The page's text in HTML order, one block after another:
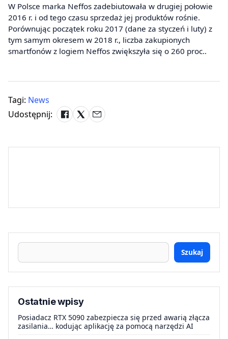
W Polsce marka Neffos zadebiutowała w drugiej połowie
2016 r. i od tego czasu sprzedaż jej produktów rośnie.
Porównując początek roku 2017 (dane za styczeń i luty) z
tym samym okresem w 2018 r., liczba zakupionych
smartfonów z logiem Neffos zwiększyła się o 260 proc..
Tagi: News
Udostępnij:
Szukaj
Ostatnie wpisy
Posiadacz RTX 5090 zabezpiecza się przed awarią złącza
zasilania… kodując aplikację za pomocą narzędzi AI